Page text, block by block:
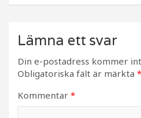
Lämna ett svar
Din e-postadress kommer
Obligatoriska fält är märkta *
Kommentar *